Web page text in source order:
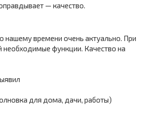
— качество.
нашему времени очень актуально. При
необходимые функции. Качество на
для дома, дачи, работы)